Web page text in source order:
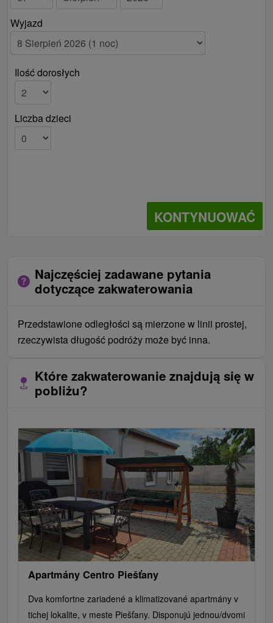
Wyjazd
Ilość dorosłych
Liczba dzieci
KONTYNUOWAĆ
Najczęściej zadawane pytania
dotyczące zakwaterowania
Przedstawione odległości są mierzone w linii prostej,
rzeczywista długość podróży może być inna.
Które zakwaterowanie znajdują się w
pobliżu?
Apartmány Centro Piešťany
Dva komfortne zariadené a klimatizované apartmány v
tichej lokalite, v meste Piešťany. Disponujú jednou/dvomi